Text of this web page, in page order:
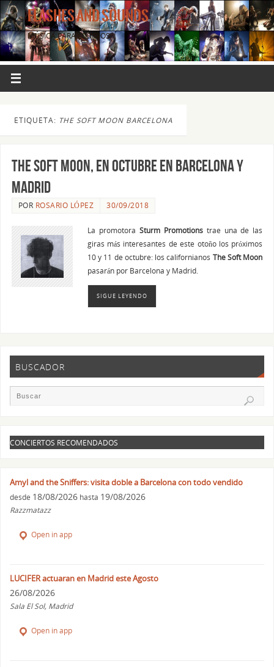
FLASHES AND SOUNDS
MÚSICA PARA LOS OJOS.
ETIQUETA: THE SOFT MOON BARCELONA
The Soft Moon, en octubre en Barcelona y
Madrid
POR ROSARIO LÓPEZ 30/09/2018
La promotora Sturm Promotionstrae una de las
giras más interesantes de este otoño los próximos
10 y 11 de octubre: los californianos The Soft Moon
pasarán por Barcelona y Madrid.
SIGUE LEYENDO
BUSCADOR
CONCIERTOS RECOMENDADOS
Amyl and the Sniffers: visita doble a Barcelona con todo vendido
desde 18/08/2026 hasta 19/08/2026
Razzmatazz
Open in app
LUCIFER actuaran en Madrid este Agosto
26/08/2026
Sala El Sol, Madrid
Open in app